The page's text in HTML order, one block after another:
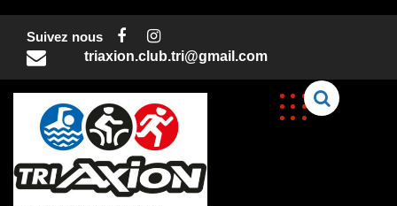
contentSuivez nous
triaxion.club.tri@gmail.com